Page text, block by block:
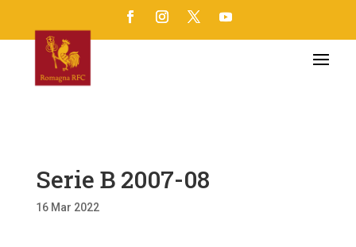
Serie B 2007-08
16 Mar 2022